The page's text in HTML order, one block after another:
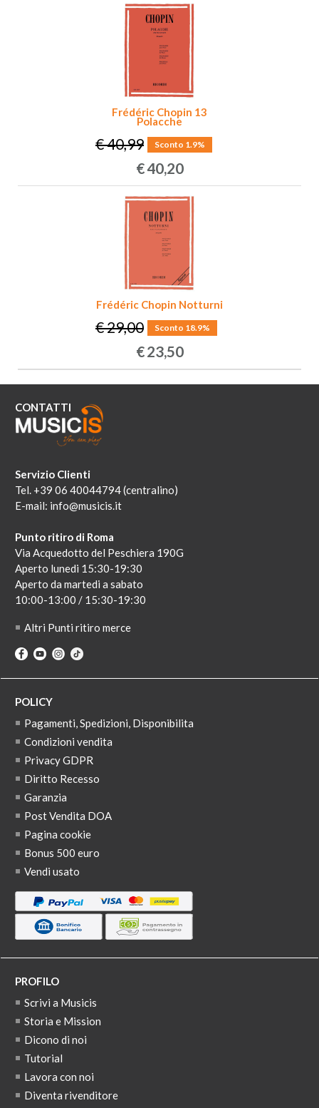
Frédéric Chopin 13
Polacche
€ 40,99 Sconto 1.9%
€40,20
Frédéric Chopin Notturni
€ 29,00 Sconto 18.9%
€23,50
CONTATTI
Servizio Clienti
Tel. +39 06 40044794 (centralino)
E-mail: info@musicis.it
Punto ritiro di Roma
Via Acquedotto del Peschiera 190G
Aperto lunedi 15:30-19:30
Aperto da martedi a sabato
10:00-13:00 / 15:30-19:30
Altri Punti ritiro merce
POLICY
Pagamenti, Spedizioni, Disponibilita
Condizioni vendita
Privacy GDPR
Diritto Recesso
Garanzia
Post Vendita DOA
Pagina cookie
Bonus 500 euro
Vendi usato
PROFILO
Scrivi a Musicis
Storia e Mission
Dicono di noi
Tutorial
Lavora con noi
Diventa rivenditore